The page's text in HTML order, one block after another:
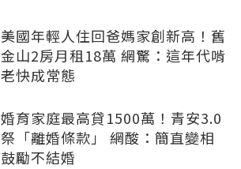
美國年輕人住回爸媽家創新高！舊
金山2房月租18萬 網驚：這年代啃
老快成常態
婚育家庭最高貸1500萬！青安3.0
祭「離婚條款」 網酸：簡直變相
鼓勵不結婚